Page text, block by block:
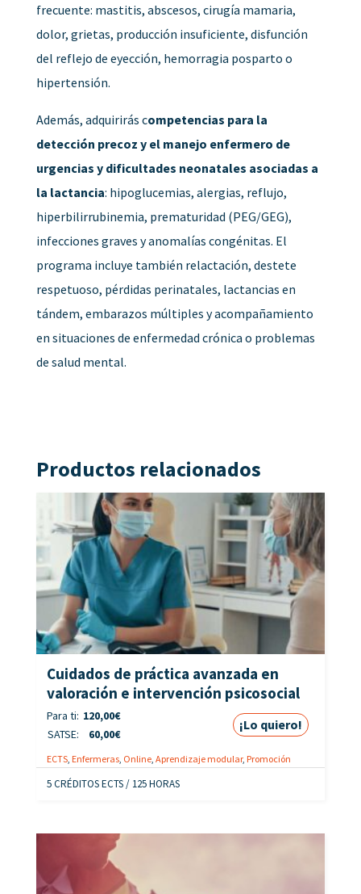
frecuente: mastitis, abscesos, cirugía mamaria,
dolor, grietas, producción insuficiente, disfunción
del reflejo de eyección, hemorragia posparto o
hipertensión.
Además, adquirirás competencias para la
detección precoz y el manejo enfermero de
urgencias y dificultades neonatales asociadas a
la lactancia: hipoglucemias, alergias, reflujo,
hiperbilirrubinemia, prematuridad (PEG/GEG),
infecciones graves y anomalías congénitas. El
programa incluye también relactación, destete
respetuoso, pérdidas perinatales, lactancias en
tándem, embarazos múltiples y acompañamiento
en situaciones de enfermedad crónica o problemas
de salud mental.
Productos relacionados
Cuidados de práctica avanzada en
valoración e intervención psicosocial
Para ti: 120,00€
SATSE:
60,00€
¡Lo quiero!
ECTS, Enfermeras, Online, Aprendizaje modular, Promoción
5 CRÉDITOS ECTS / 125 HORAS